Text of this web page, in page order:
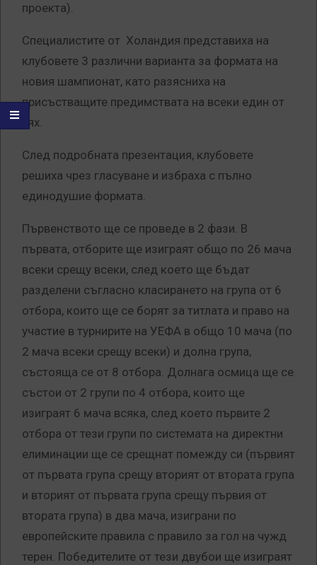
проекта).
Специалистите от Холандия представиха на
клубовете 3 различни варианта за формата на
новия шампионат, като разясниха на
присъстващите предимствата на всеки един от
тях.
След подробната презентация, клубовете
решиха чрез гласуване и избраха с пълно
единодушие формата.
Първенството ще се проведе в 2 фази. В
първата, отборите ще изиграят общо по 26 мача
всеки срещу всеки, след което ще бъдат
разделени съгласно класирането на група от 6
отбора, които ще се борят за титлата и право на
участие в турнирите на УЕФА в общо 10 мача (по
2 мача всеки срещу всеки) и долна група,
състояща се от 8 отбора. Долнага осмица ще се
състои от 2 групи по 4 отбора, които ще
изиграят 6 мача всяка, след което първите 2
отбора от тези групи по системата на директни
елиминации ще се срещнат помежду си (първият
от първата група срещу вторият от втората група
и вторият от първата група срещу първия от
втората група) в два мача, изиграни по
европейските правила с правило за гол на чужд
терен. Победителите от тези двубои ще изиграят